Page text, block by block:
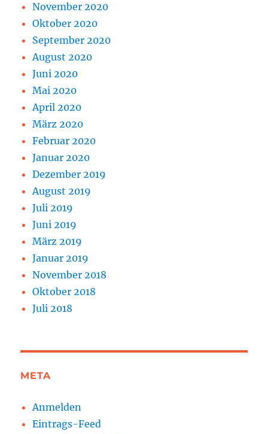
November 2020
Oktober 2020
September 2020
August 2020
Juni 2020
Mai 2020
April 2020
März 2020
Februar 2020
Januar 2020
Dezember 2019
August 2019
Juli 2019
Juni 2019
März 2019
Januar 2019
November 2018
Oktober 2018
Juli 2018
META
Anmelden
Eintrags-Feed